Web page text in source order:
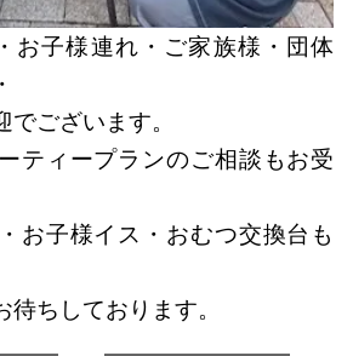
お子様連れ・ご家族様・団体
でございます。
ティープランのご相談もお受
お子様イス・おむつ交換台も
待ちしております。